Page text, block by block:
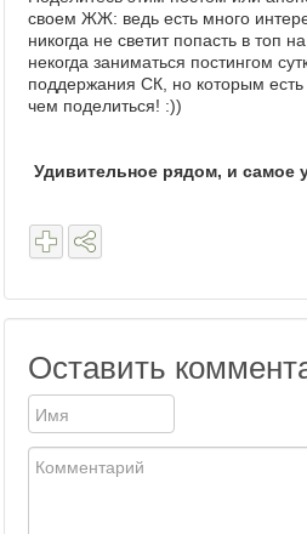
Видеотоп
своем ЖЖ: ведь есть много
никогда не светит попасть в топ
некогда заниматься постингом
поддержания СК, но которым есть
чем поделиться! :))
Удивительное рядом, и самое
Оставить